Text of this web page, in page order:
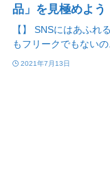
品」を見極めよう
【】 SNSにはあふれ
もフリークでもない
2021年7月13日